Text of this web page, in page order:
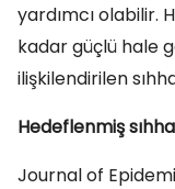
yardımcı olabilir.
kadar güçlü hale
ilişkilendirilen
Hedeflenmiş
Journal of